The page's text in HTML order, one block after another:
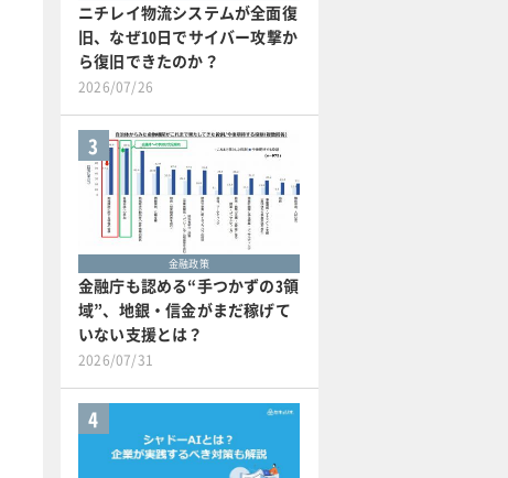
ニチレイ物流システムが全面復
旧、なぜ10日でサイバー攻撃か
ら復旧できたのか？
2026/07/26
3
金融政策
金融庁も認める“手つかずの3領
域”、地銀・信金がまだ稼げて
いない支援とは？
2026/07/31
4